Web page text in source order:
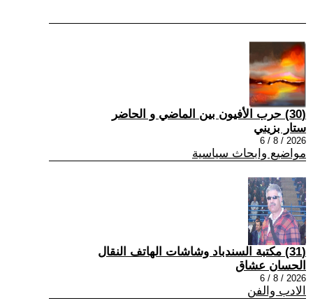
(30) حرب الأفيون بين الماضي و الحاضر
ستار بزيني
2026 / 8 / 6
مواضيع وابحاث سياسية
(31) مكتبة السندباد وشاشات الهاتف النقال
الحسان عشاق
2026 / 8 / 6
الادب والفن